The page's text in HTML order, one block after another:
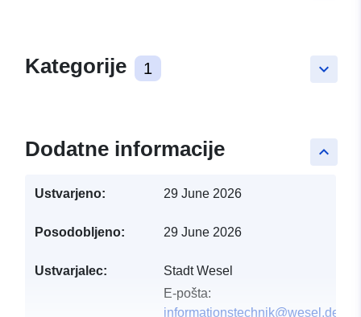
keyboard_arrow_down
Kategorije 1
keyboard_arrow_up
Dodatne informacije
Ustvarjeno: 29 June 2026
Posodobljeno: 29 June 2026
Ustvarjalec:
Stadt Wesel
E-pošta:
informationstechnik@wesel.de